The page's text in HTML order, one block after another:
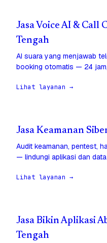
Jasa Voice AI & Call
Tengah
AI suara yang menjawab
booking otomatis — 24
Lihat layanan →
Jasa Keamanan
Audit keamanan, pentest,
— lindungi aplikasi dan
Lihat layanan →
Jasa Bikin Aplikasi
Tengah